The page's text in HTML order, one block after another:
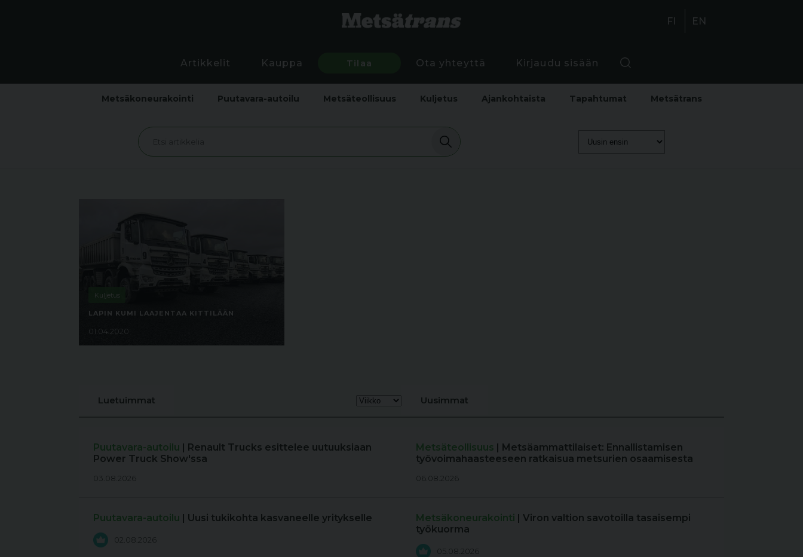
FI EN
Artikkelit Kauppa Tilaa Ota yhteyttä Kirjaudu sisään
Metsäkoneurakointi Puutavara-autoilu Metsäteollisuus Kuljetus Ajankohtaista Tapahtumat Metsätrans
Kuljetus
LAPIN KUMI LAAJENTAA KITTILÄÄN
01.04.2020
Luetuimmat
Puutavara-autoilu | Renault Trucks esittelee uutuuksiaan
Power Truck Show'ssa
03.08.2026
Puutavara-autoilu | Uusi tukikohta kasvaneelle yritykselle
02.08.2026
Uusimmat
Metsäteollisuus | Metsäammattilaiset: Ennallistamisen
työvoimahaasteeseen ratkaisua metsurien osaamisesta
06.08.2026
Metsäkoneurakointi | Viron valtion savotoilla tasaisempi
työkuorma
05.08.2026